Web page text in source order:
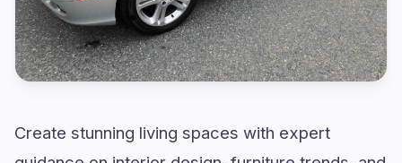
Create stunning living spaces with expert